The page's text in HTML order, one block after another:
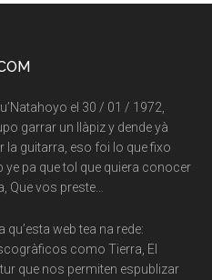
el 30 / 01 / 1972,
garrar un llàpiz y dende yà
la guitarra, eso foi lo que fixo
ye pa que tol que quiera conocer
Que vos preste…
web tea na rede:
como Tierra, El
que nos permiten espublizar